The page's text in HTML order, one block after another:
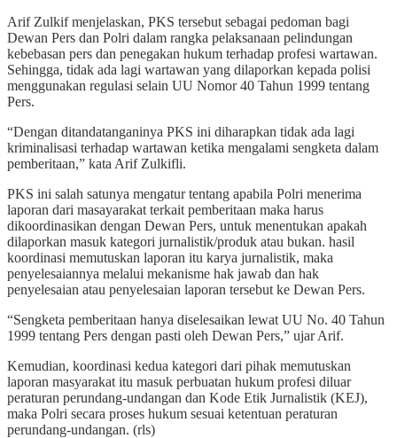
Arif Zulkif menjelaskan, PKS tersebut sebagai pedoman bagi
Dewan Pers dan Polri dalam rangka pelaksanaan pelindungan
kebebasan pers dan penegakan hukum terhadap profesi wartawan.
Sehingga, tidak ada lagi wartawan yang dilaporkan kepada polisi
menggunakan regulasi selain UU Nomor 40 Tahun 1999 tentang
Pers.
“Dengan ditandatanganinya PKS ini diharapkan tidak ada lagi
kriminalisasi terhadap wartawan ketika mengalami sengketa dalam
pemberitaan,” kata Arif Zulkifli.
PKS ini salah satunya mengatur tentang apabila Polri menerima
laporan dari masayarakat terkait pemberitaan maka harus
dikoordinasikan dengan Dewan Pers, untuk menentukan apakah
dilaporkan masuk kategori jurnalistik/produk atau bukan. hasil
koordinasi memutuskan laporan itu karya jurnalistik, maka
penyelesaiannya melalui mekanisme hak jawab dan hak
penyelesaian atau penyelesaian laporan tersebut ke Dewan Pers.
“Sengketa pemberitaan hanya diselesaikan lewat UU No. 40 Tahun
1999 tentang Pers dengan pasti oleh Dewan Pers,” ujar Arif.
Kemudian, koordinasi kedua kategori dari pihak memutuskan
laporan masyarakat itu masuk perbuatan hukum profesi diluar
peraturan perundang-undangan dan Kode Etik Jurnalistik (KEJ),
maka Polri secara proses hukum sesuai ketentuan peraturan
perundang-undangan. (rls)